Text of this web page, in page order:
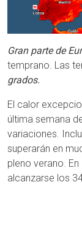
Gran parte de
temprano. Las
grados.
El calor
última semana
variaciones.
superarán en
pleno verano.
alcanzarse los